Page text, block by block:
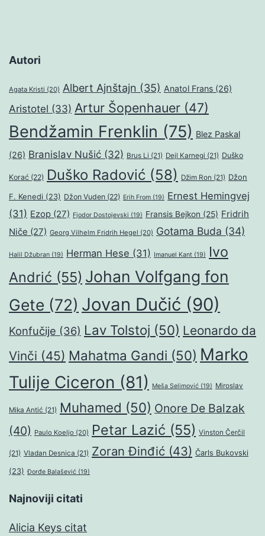
Autori
Agata Kristi (20) Albert Ajnštajn (35) Anatol Frans (26)
Aristotel (33) Artur Šopenhauer (47)
Bendžamin Frenklin (75) Blez Paskal
(26) Branislav Nušić (32) Brus Li (21) Dejl Karnegi (21) Duško
Korać (22) Duško Radović (58) Džim Ron (21) Džon
F. Kenedi (23) Džon Vuden (22) Erih From (19) Ernest Hemingvej
(31) Ezop (27) Fjodor Dostojevski (19) Fransis Bejkon (25) Fridrih
Niče (27) Georg Vilhelm Fridrih Hegel (20) Gotama Buda (34)
Halil Džubran (19) Herman Hese (31) Imanuel Kant (19)
Ivo
Andrić (55) Johan Volfgang fon
Gete (72) Jovan Dučić (90)
Konfučije (36) Lav Tolstoj (50) Leonardo da
Vinči (45) Mahatma Gandi (50) Marko
Tulije Ciceron (81) Meša Selimović (19) Miroslav
Mika Antić (21) Muhamed (50) Onore De Balzak
(40) Paulo Koeljo (20) Petar Lazić (55) Vinston Čerčil
(21) Vladan Desnica (21) Zoran Đinđić (43) Čarls Bukovski
(23) Đorđe Balašević (19)
Najnoviji citati
Alicia Keys citat